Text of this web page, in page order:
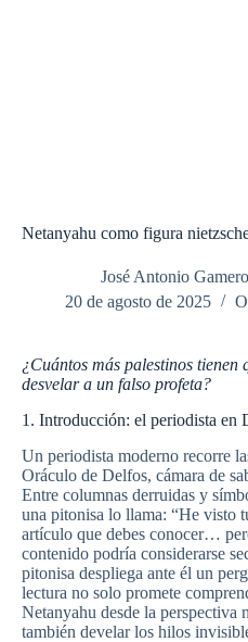
Netanyahu como figura
José Antonio
20 de agosto de 2025
¿Cuántos más palestinos
desvelar a un falso profeta?
1. Introducción: el periodista en
Un periodista moderno recorre
Oráculo de Delfos, cámara de
Entre columnas derruidas y
una pitonisa lo llama: “He visto
artículo que debes conocer…
contenido podría considerarse
pitonisa despliega ante él un
lectura no solo promete
Netanyahu desde la perspectiva
también develar los hilos